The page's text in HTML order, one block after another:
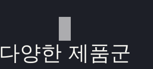
다양한 제품군